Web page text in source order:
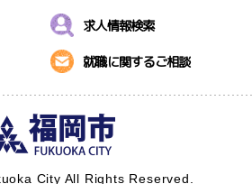
求人情報検索
就職に関するご相談
City All Rights Reserved.